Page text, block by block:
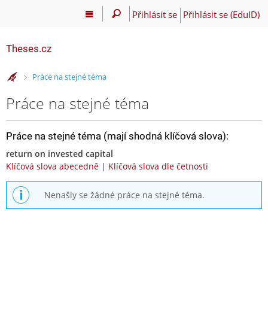
Přihlásit se Přihlásit se (EduID)
Theses.cz
>Práce na stejné téma
Práce na stejné téma
Práce na stejné téma (mají shodná klíčová slova):
return on invested capital
Klíčová slova abecedně | Klíčová slova dle četnosti
Nenašly se žádné práce na stejné téma.